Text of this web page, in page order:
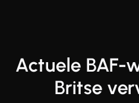
Actuele BAF-
Britse